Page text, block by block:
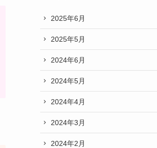
2025年6月
2025年5月
2024年6月
2024年5月
2024年4月
2024年3月
2024年2月